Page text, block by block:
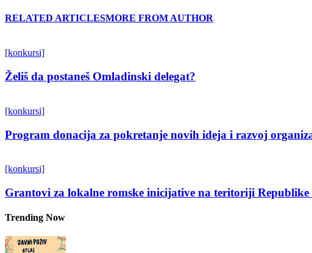
RELATED ARTICLESMORE FROM AUTHOR
[konkursi]
Želiš da postaneš Omladinski delegat?
[konkursi]
Program donacija za pokretanje novih ideja i razvoj
[konkursi]
Grantovi za lokalne romske inicijative na teritoriji Republike
Trending Now